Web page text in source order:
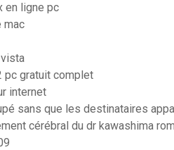
en ligne pc
mac
pc gratuit complet
internet
sans que les destinataires
cérébral du dr kawashima rom